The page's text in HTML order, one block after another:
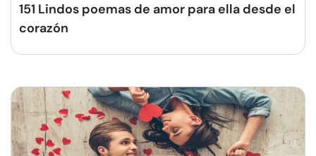
151 Lindos poemas de amor para ella desde el
corazón